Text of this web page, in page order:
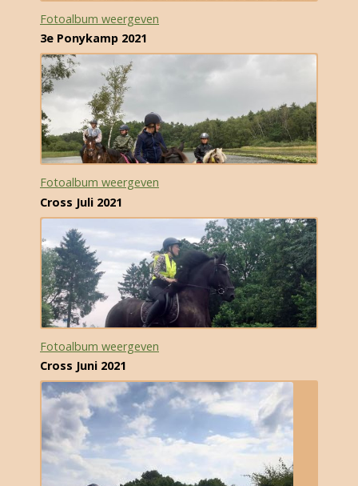
Fotoalbum weergeven
3e Ponykamp 2021
Fotoalbum weergeven
Cross Juli 2021
Fotoalbum weergeven
Cross Juni 2021